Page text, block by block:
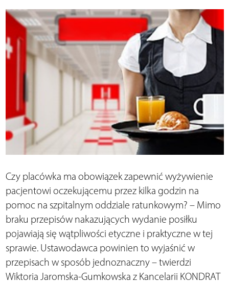
Czy placówka ma obowiązek zapewnić wyżywienie
pacjentowi oczekującemu przez kilka godzin na
pomoc na szpitalnym oddziale ratunkowym? – Mimo
braku przepisów nakazujących wydanie posiłku
pojawiają się wątpliwości etyczne i praktyczne w tej
sprawie. Ustawodawca powinien to wyjaśnić w
przepisach w sposób jednoznaczny – twierdzi
Wiktoria Jaromska-Gumkowska z Kancelarii KONDRAT